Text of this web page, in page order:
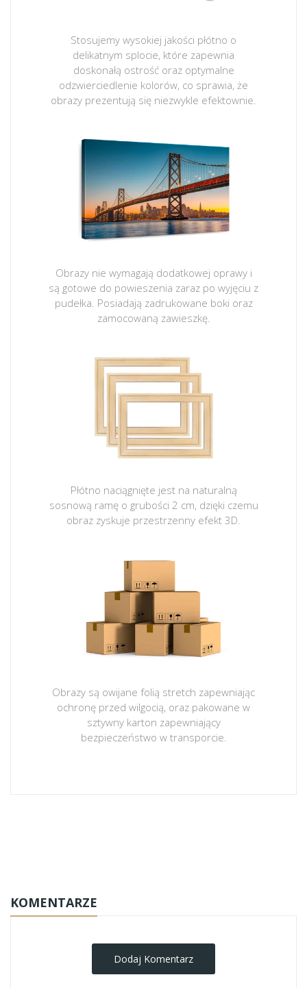
Stosujemy wysokiej jakości płótno o
delikatnym splocie, które zapewnia
doskonałą ostrość oraz optymalne
odzwierciedlenie kolorów, co sprawia, że
obrazy prezentują się niezwykle efektownie.
Obrazy nie wymagają dodatkowej oprawy i
są gotowe do powieszenia zaraz po wyjęciu z
pudełka. Posiadają zadrukowane boki oraz
zamocowaną zawieszkę.
Płótno naciągnięte jest na naturalną
sosnową ramę o grubości 2 cm, dzięki czemu
obraz zyskuje przestrzenny efekt 3D.
Obrazy są owijane folią stretch zapewniając
ochronę przed wilgocią, oraz pakowane w
sztywny karton zapewniający
bezpieczeństwo w transporcie.
KOMENTARZE
Dodaj Komentarz